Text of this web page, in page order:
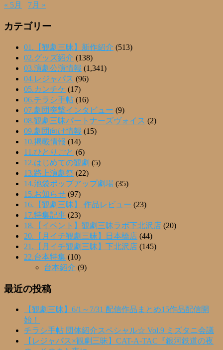
« 5月
7月 »
カテゴリー
01.【観劇三昧】新作紹介 (513)
02.グッズ紹介 (138)
03.演劇公演情報 (1,341)
04.レジャパス (96)
05.カンチケ (17)
06.チラシ手帖 (16)
07.劇団突撃インタビュー (9)
08.観劇三昧パートナーズヴォイス (2)
09.劇団向け情報 (15)
10.掲載情報 (14)
11.ひとりごと (6)
12.はじめての観劇 (5)
13.路上演劇祭 (22)
14.池袋ポップアップ劇場 (35)
15.お知らせ (97)
16.【観劇三昧】 作品レビュー (23)
17.特集記事 (23)
18.【イベント】観劇三昧ラボ下北沢店 (20)
20.【月イチ観劇三昧】日本橋店 (44)
21.【月イチ観劇三昧】下北沢店 (145)
22.台本特集 (10)
台本紹介 (9)
最近の投稿
【観劇三昧】6/1～7/31 配信作品まとめ15作品配信開
始！
チラシ手帖 団体紹介スペシャル☆ Vol.9 ミズタニ会議
【レジャパス×観劇三昧】CAT-A-TAC『銀河鉄道の夜